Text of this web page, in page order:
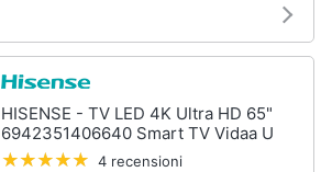
HISENSE - TV LED 4K Ultra HD 65"
6942351406640 Smart TV Vidaa U
4 recensioni